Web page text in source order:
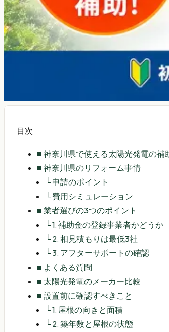
目次
■ 神奈川県で使える太陽光発電の補
■ 神奈川県のリフォーム事情
└申請のポイント
└費用シミュレーション
■ 業者選びの3つのポイント
└1. 補助金の登録事業者かどうか
└2. 相見積もりは最低3社
└3. アフターサポートの確認
■ よくある質問
■ 太陽光発電のメーカー比較
■ 設置前に確認すべきこと
└1. 屋根の向きと面積
└2. 築年数と屋根の状態